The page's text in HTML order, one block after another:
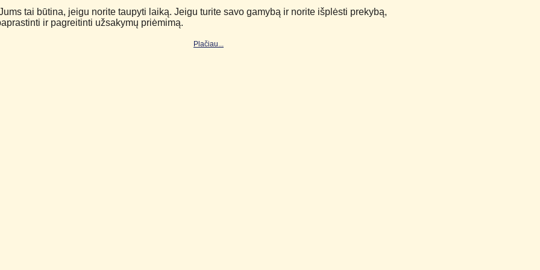
tai būtina, jeigu norite taupyti laiką. Jeigu turite savo gamybą ir norite išplėsti prekybą,
ir pagreitinti užsakymų priėmimą.
Plačiau...